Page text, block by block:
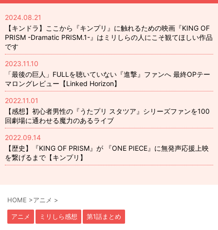
2024.08.21
【キンドラ】ここから『キンプリ』に触れるための映画『KING OF
PRISM -Dramatic PRISM.1-』はミリしらの人にこそ観てほしい作品
です
2023.11.10
「最後の巨人」FULLを聴いていない『進撃』ファンへ 最終OPテー
マロングレビュー【Linked Horizon】
2022.11.01
【感想】初心者男性の『うたプリ スタツア』シリーズファンを100
回劇場に通わせる魔力のあるライブ
2022.09.14
【歴史】『KING OF PRISM』が 『ONE PIECE』に無発声応援上映
を繋げるまで【キンプリ】
HOME >アニメ >
アニメ ミリしら感想 第1話まとめ